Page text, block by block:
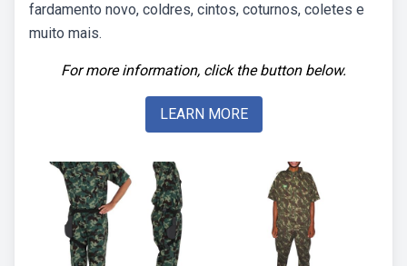
fardamento novo, coldres, cintos, coturnos, coletes e
muito mais.
For more information, click the button below.
LEARN MORE